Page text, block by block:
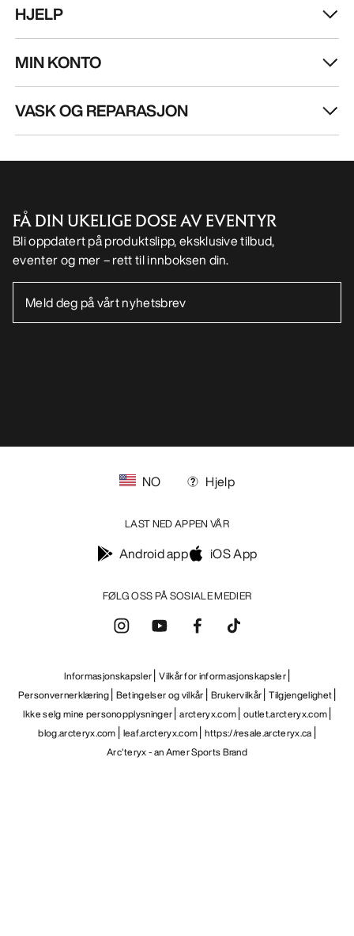
HJELP
MIN KONTO
VASK OG REPARASJON
FÅ DIN UKELIGE DOSE AV EVENTYR
Bli oppdatert på produktslipp, eksklusive tilbud,
eventer og mer – rett til innboksen din.
FØLG OSS PÅ SOSIALE MEDIER
NO Hjelp
LAST NED APPEN VÅR
Android app iOS App
Informasjonskapsler Vilkår for informasjonskapsler
Personvernerklæring Betingelser og vilkår Brukervilkår Tilgjengelighet
Ikke selg mine personopplysninger arcteryx.com outlet.arcteryx.com
blog.arcteryx.com leaf.arcteryx.com https://resale.arcteryx.ca
Arc'teryx - an Amer Sports Brand